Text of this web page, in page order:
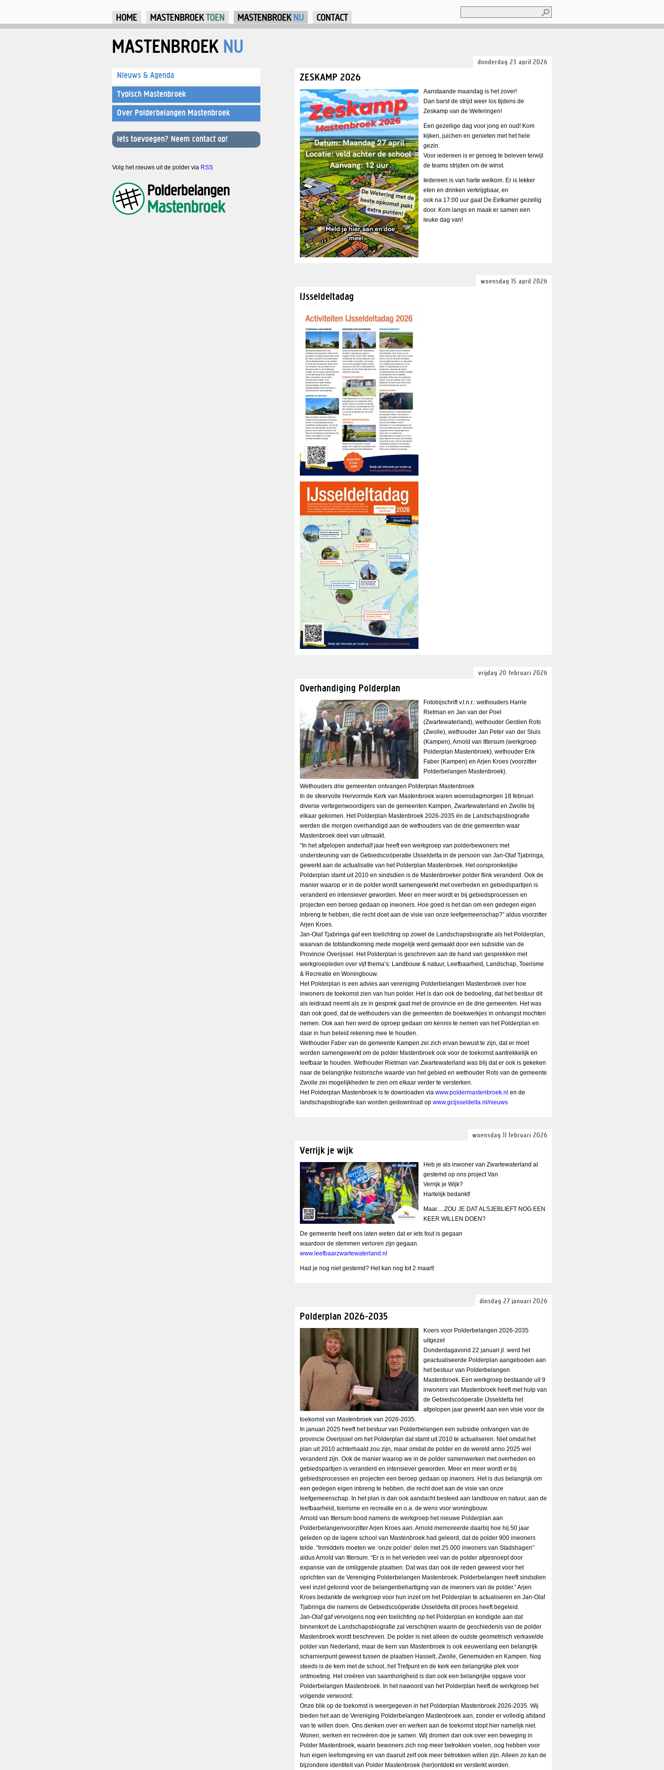
Zoekveld
HOME MASTENBROEKTOEN MASTENBROEK NU CONTACT
MASTENBROEK NU
donderdag 23 april 2026
ZESKAMP 2026
Aanstaande maandag is het zover!
Dan barst de strijd weer los tijdens de
Zeskamp van de Weteringen!
Een gezellige dag voor jong en oud! Kom
kijken, juichen en genieten met het hele
gezin.
Voor iedereen is er genoeg te beleven terwijl
de teams strijden om de winst.
Iedereen is van harte welkom. Er is lekker
eten en drinken verkrijgbaar, en
ook na 17:00 uur gaat De Eetkamer gezellig
door. Kom langs en maak er samen een
leuke dag van!
woensdag 15 april 2026
IJsseldeltadag
vrijdag 20 februari 2026
Overhandiging Polderplan
Fotobijschrift v.l.n.r.: wethouders Harrie
Rietman en Jan van der Poel
(Zwartewaterland), wethouder Gerdien Rots
(Zwolle), wethouder Jan Peter van der Sluis
(Kampen), Arnold van Ittersum (werkgroep
Polderplan Mastenbroek), wethouder Erik
Faber (Kampen) en Arjen Kroes (voorzitter
Polderbelangen Mastenbroek).
Wethouders drie gemeenten ontvangen Polderplan Mastenbroek
In de sfeervolle Hervormde Kerk van Mastenbroek waren woensdagmorgen 18 februari
diverse vertegenwoordigers van de gemeenten Kampen, Zwartewaterland en Zwolle bij
elkaar gekomen. Het Polderplan Mastenbroek 2026-2035 én de Landschapsbiografie
werden die morgen overhandigd aan de wethouders van de drie gemeenten waar
Mastenbroek deel van uitmaakt.
“In het afgelopen anderhalf jaar heeft een werkgroep van polderbewoners met
ondersteuning van de Gebiedscoöperatie IJsseldelta in de persoon van Jan-Olaf Tjabringa,
gewerkt aan de actualisatie van het Polderplan Mastenbroek. Het oorspronkelijke
Polderplan stamt uit 2010 en sindsdien is de Mastenbroeker polder flink veranderd. Ook de
manier waarop er in de polder wordt samengewerkt met overheden en gebiedspartijen is
veranderd en intensiever geworden. Meer en meer wordt er bij gebiedsprocessen en
projecten een beroep gedaan op inwoners. Hoe goed is het dan om een gedegen eigen
inbreng te hebben, die recht doet aan de visie van onze leefgemeenschap?” aldus voorzitter
Arjen Kroes.
Jan-Olaf Tjabringa gaf een toelichting op zowel de Landschapsbiografie als het Polderplan,
waarvan de totstandkoming mede mogelijk werd gemaakt door een subsidie van de
Provincie Overijssel. Het Polderplan is geschreven aan de hand van gesprekken met
werkgroepleden over vijf thema’s: Landbouw & natuur, Leefbaarheid, Landschap, Toerisme
& Recreatie en Woningbouw.
Het Polderplan is een advies aan vereniging Polderbelangen Mastenbroek over hoe
inwoners de toekomst zien van hun polder. Het is dan ook de bedoeling, dat het bestuur dit
als leidraad neemt als ze in gesprek gaat met de provincie en de drie gemeenten. Het was
dan ook goed, dat de wethouders van die gemeenten de boekwerkjes in ontvangst mochten
nemen. Ook aan hen werd de oproep gedaan om kennis te nemen van het Polderplan en
daar in hun beleid rekening mee te houden.
Wethouder Faber van de gemeente Kampen zei zich ervan bewust te zijn, dat er moet
worden samengewerkt om de polder Mastenbroek ook voor de toekomst aantrekkelijk en
leefbaar te houden. Wethouder Rietman van Zwartewaterland was blij dat er ook is gekeken
naar de belangrijke historische waarde van het gebied en wethouder Rots van de gemeente
Zwolle zei mogelijkheden te zien om elkaar verder te versterken.
Het Polderplan Mastenbroek is te downloaden via www.poldermastenbroek.nl en de
landschapsbiografie kan worden gedownload op www.gcijsseldelta.nl/nieuws
woensdag 11 februari 2026
Verrijk je wijk
Heb je als inwoner van Zwartewaterland al
gestemd op ons project Van
Verrijk je Wijk?
Hartelijk bedankt!
Maar.....ZOU JE DAT ALSJEBLIEFT NOG EEN
KEER WILLEN DOEN?
De gemeente heeft ons laten weten dat er iets fout is gegaan
waardoor de stemmen verloren zijn gegaan.
www.leefbaarzwartewaterland.nl
Had je nog niet gestemd? Het kan nog tot 2 maart!
dinsdag 27 januari 2026
Polderplan 2026-2035
Koers voor Polderbelangen 2026-2035
uitgezet
Donderdagavond 22 januari jl. werd het
geactualiseerde Polderplan aangeboden aan
het bestuur van Polderbelangen
Mastenbroek. Een werkgroep bestaande uit 9
inwoners van Mastenbroek heeft met hulp van
de Gebiedscoöperatie IJsseldelta het
afgelopen jaar gewerkt aan een visie voor de
toekomst van Mastenbroek van 2026-2035.
In januari 2025 heeft het bestuur van Polderbelangen een subsidie ontvangen van de
provincie Overijssel om het Polderplan dat stamt uit 2010 te actualiseren. Niet omdat het
plan uit 2010 achterhaald zou zijn, maar omdat de polder en de wereld anno 2025 wel
veranderd zijn. Ook de manier waarop we in de polder samenwerken met overheden en
gebiedspartijen is veranderd en intensiever geworden. Meer en meer wordt er bij
gebiedsprocessen en projecten een beroep gedaan op inwoners. Het is dus belangrijk om
een gedegen eigen inbreng te hebben, die recht doet aan de visie van onze
leefgemeenschap. In het plan is dan ook aandacht besteed aan landbouw en natuur, aan de
leefbaarheid, toerisme en recreatie en o.a. de wens voor woningbouw.
Arnold van Ittersum bood namens de werkgroep het nieuwe Polderplan aan
Polderbelangenvoorzitter Arjen Kroes aan. Arnold memoreerde daarbij hoe hij 50 jaar
geleden op de lagere school van Mastenbroek had geleerd, dat de polder 900 inwoners
telde. “Inmiddels moeten we ‘onze polder’ delen met 25.000 inwoners van Stadshagen”
aldus Arnold van Ittersum. “Er is in het verleden veel van de polder afgesnoept door
expansie van de omliggende plaatsen. Dat was dan ook de reden geweest voor het
oprichten van de Vereniging Polderbelangen Mastenbroek. Polderbelangen heeft sindsdien
veel inzet getoond voor de belangenbehartiging van de inwoners van de polder.” Arjen
Kroes bedankte de werkgroep voor hun inzet om het Polderplan te actualiseren en Jan-Olaf
Tjabringa die namens de Gebiedscoöperatie IJsseldelta dit proces heeft begeleid.
Jan-Olaf gaf vervolgens nog een toelichting op het Polderplan en kondigde aan dat
binnenkort de Landschapsbiografie zal verschijnen waarin de geschiedenis van de polder
Mastenbroek wordt beschreven. De polder is niet alleen de oudste geometrisch verkavelde
polder van Nederland, maar de kern van Mastenbroek is ook eeuwenlang een belangrijk
scharnierpunt geweest tussen de plaatsen Hasselt, Zwolle, Genemuiden en Kampen. Nog
steeds is de kern met de school, het Trefpunt en de kerk een belangrijke plek voor
ontmoeting. Het creëren van saamhorigheid is dan ook een belangrijke opgave voor
Polderbelangen Mastenbroek. In het nawoord van het Polderplan heeft de werkgroep het
volgende verwoord:
Onze blik op de toekomst is weergegeven in het Polderplan Mastenbroek 2026-2035. Wij
bieden het aan de Vereniging Polderbelangen Mastenbroek aan, zonder er volledig afstand
van te willen doen. Ons denken over en werken aan de toekomst stopt hier namelijk niet.
Wonen, werken en recreëren doe je samen. Wij dromen dan ook over een beweging in
Polder Mastenbroek, waarin bewoners zich nog meer betrokken voelen, oog hebben voor
hun eigen leefomgeving en van daaruit zelf ook meer betrokken willen zijn. Alleen zo kan de
bijzondere identiteit van Polder Mastenbroek (her)ontdekt en versterkt worden.
Nieuws & Agenda
Typisch Mastenbroek
Over Polderbelangen Mastenbroek
Iets toevoegen? Neem contact op!
Volg het nieuws uit de polder via RSS